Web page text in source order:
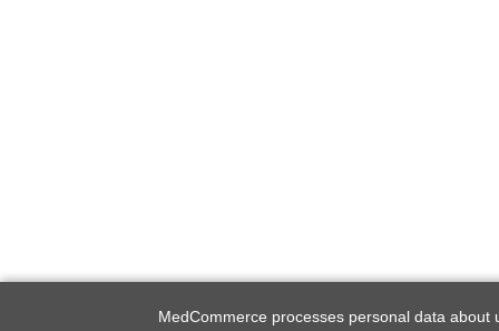
MedCommerce processes personal data